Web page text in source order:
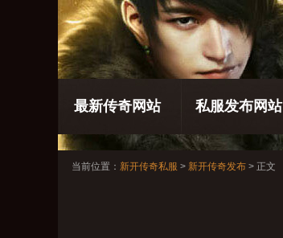
最新传奇网站 私服发布网站
当前位置： 新开传奇私服 > 新开传奇发布 > 正文